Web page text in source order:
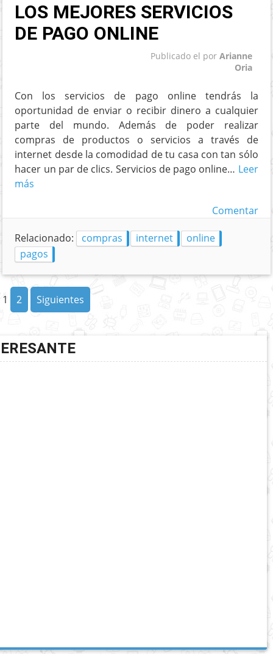
LOS MEJORES SERVICIOS
DE PAGO ONLINE
Publicado el por Arianne
Oria
Con los servicios de pago online tendrás la
oportunidad de enviar o recibir dinero a cualquier
parte del mundo. Además de poder realizar
compras de productos o servicios a través de
internet desde la comodidad de tu casa con tan sólo
hacer un par de clics. Servicios de pago online… Leer
más
Comentar
Relacionado: compras internet
online
pagos
1 2 Siguientes